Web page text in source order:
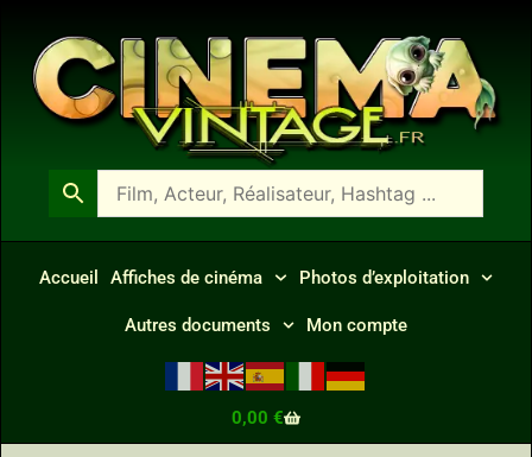
Accueil Affiches de cinéma Photos d’exploitation
Autres documents Mon compte
0,00 €